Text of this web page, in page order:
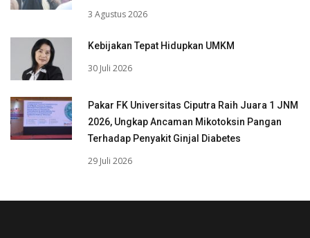
3 Agustus 2026
Kebijakan Tepat Hidupkan UMKM
30 Juli 2026
Pakar FK Universitas Ciputra Raih Juara 1 JNM
2026, Ungkap Ancaman Mikotoksin Pangan
Terhadap Penyakit Ginjal Diabetes
29 Juli 2026